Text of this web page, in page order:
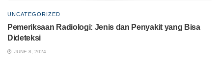
UNCATEGORIZED
Pemeriksaan Radiologi: Jenis dan Penyakit yang Bisa
Dideteksi
JUNE 8, 2024